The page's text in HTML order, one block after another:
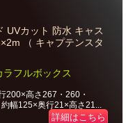
UVカット 防水 キャス
（ キャプテンスタ
フルボックス
200×高さ267・260・
幅125×奥行21×高さ21...
詳細はこちら